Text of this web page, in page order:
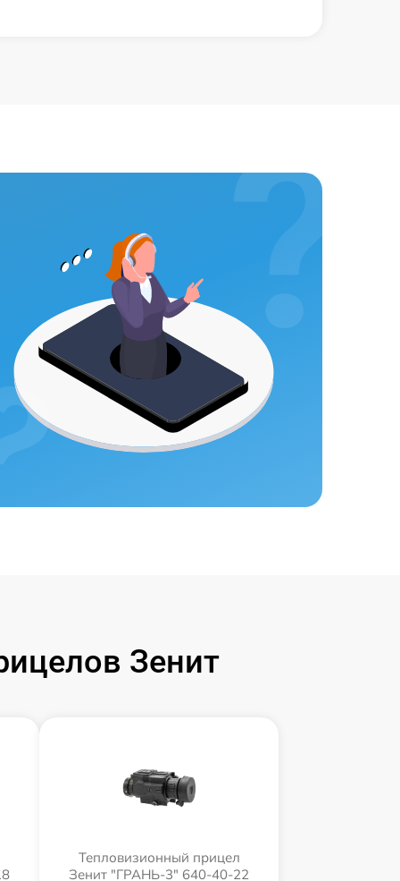
Зенит
Тепловизионный прицел
Зенит "ГРАНЬ-3" 640-40-22